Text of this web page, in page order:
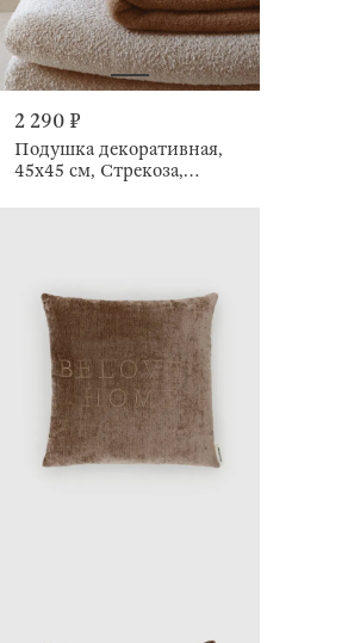
2 290 ₽
Подушка декоративная,
45х45 см, Стрекоза,